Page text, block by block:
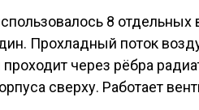
8 отдельных
Прохладный поток
через рёбра
сверху. Работает